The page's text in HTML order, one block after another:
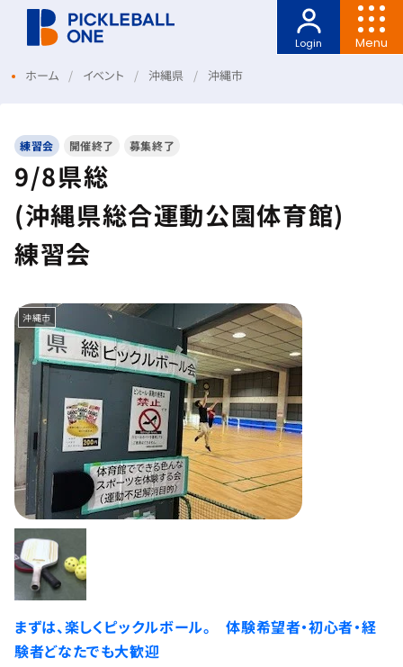
Menu
Login
ホーム イベント 沖縄県 沖縄市
練習会 開催終了 募集終了
9/8県総
(沖縄県総合運動公園体育館)
練習会
沖縄市
まずは、楽しくピックルボール。 体験希望者・初心者・経
験者どなたでも大歓迎